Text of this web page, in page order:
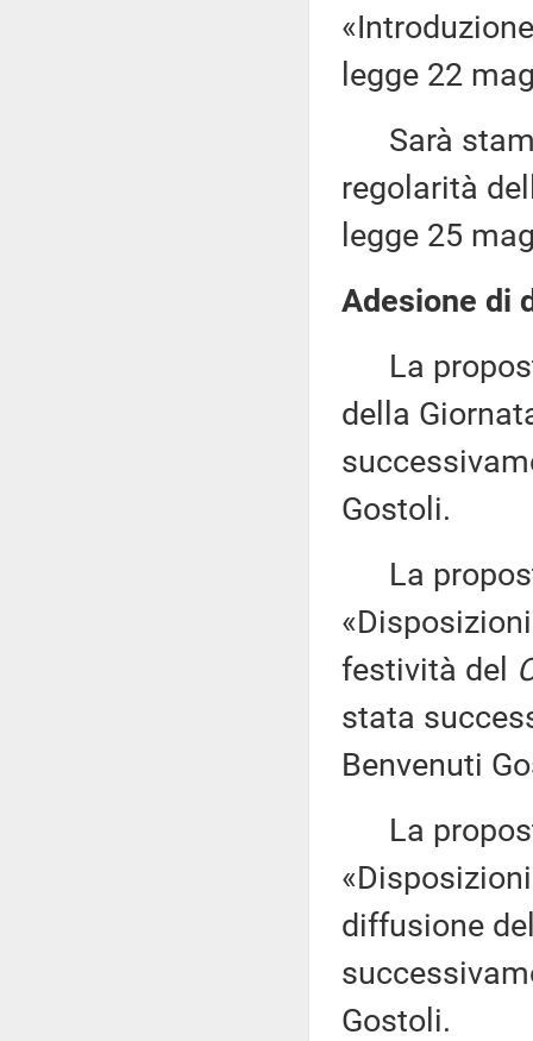
legge 22
Sarà
regolarità
legge 25
Adesione di
La
della
Gostoli.
La
festività del
stata
Benvenuti
La
diffusione
Gostoli.